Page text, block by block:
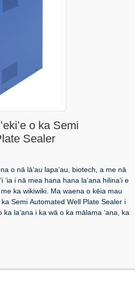
o ka Semi
Sealer
o nā lāʻau lapaʻau, biotech, a me nā
ʻia i nā mea hana hana laʻana hilinaʻi e
ka wikiwiki. Ma waena o kēia mau
ka Semi Automated Well Plate Sealer i
laʻana i ka wā o ka mālama ʻana, ka